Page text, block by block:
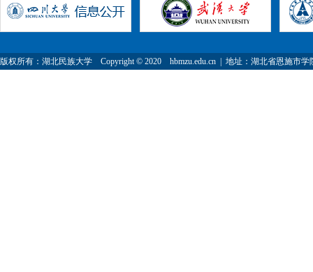
版权所有：湖北民族大学 Copyright © 2020 hbmzu.edu.cn | 地址：湖北省恩施